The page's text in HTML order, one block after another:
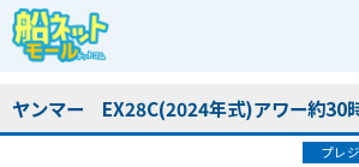
ヤンマー EX28C(2024年式)アワー約30
プレ